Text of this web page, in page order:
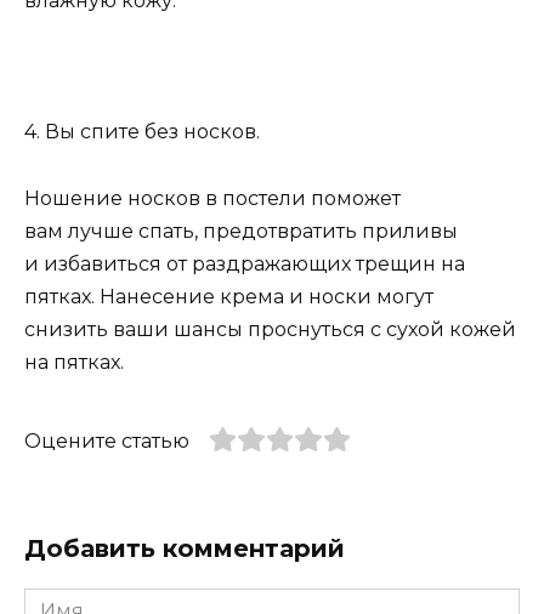
4. Вы спите без носков.
Ношение носков в постели поможет
вам лучше спать, предотвратить приливы
и избавиться от раздражающих трещин на
пятках. Нанесение крема и носки могут
снизить ваши шансы проснуться с сухой кожей
на пятках.
Оцените статью
Добавить комментарий
Имя